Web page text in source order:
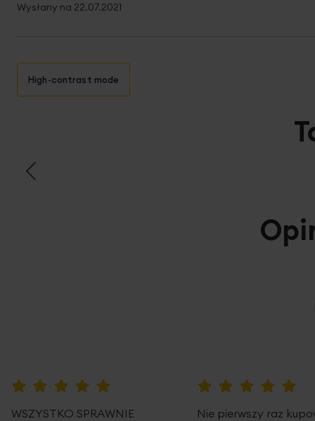
Wysłany na 22.07.2021
High-contrast mode
WSZYSTKO SPRAWNIE
Nie pierwszy raz